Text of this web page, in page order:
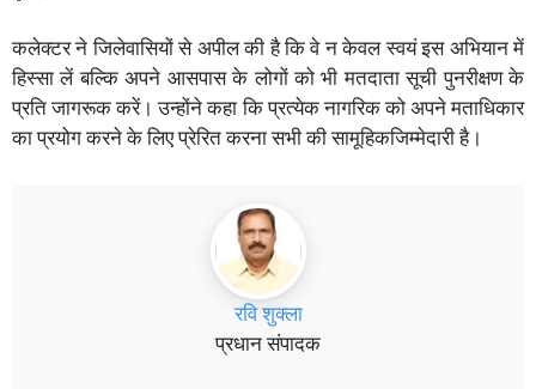
कलेक्टर ने जिलेवासियों से अपील की है कि वे न केवल स्वयं इस अभियान में
हिस्सा लें बल्कि अपने आसपास के लोगों को भी मतदाता सूची पुनरीक्षण के
प्रति जागरूक करें। उन्होंने कहा कि प्रत्येक नागरिक को अपने मताधिकार
का प्रयोग करने के लिए प्रेरित करना सभी की सामूहिकजिम्मेदारी है।
रवि शुक्ला
प्रधान संपादक